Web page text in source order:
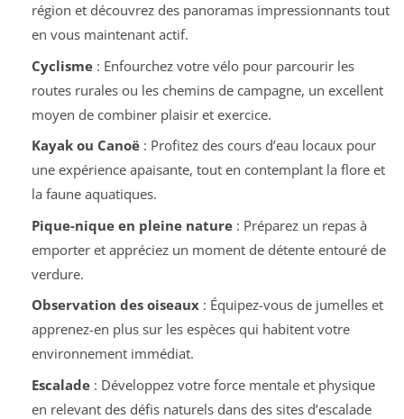
région et découvrez des panoramas impressionnants tout
en vous maintenant actif.
Cyclisme: Enfourchez votre vélo pour parcourir les
routes rurales ou les chemins de campagne, un excellent
moyen de combiner plaisir et exercice.
Kayak ou Canoë: Profitez des cours d’eau locaux pour
une expérience apaisante, tout en contemplant la flore et
la faune aquatiques.
Pique-nique en pleine nature: Préparez un repas à
emporter et appréciez un moment de détente entouré de
verdure.
Observation des oiseaux: Équipez-vous de jumelles et
apprenez-en plus sur les espèces qui habitent votre
environnement immédiat.
Escalade: Développez votre force mentale et physique
en relevant des défis naturels dans des sites d’escalade